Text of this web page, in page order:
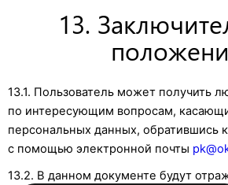
13.
13.1. Пользователь может получить
по интересующим вопросам,
персональных данных, обратившись
с помощью электронной почты
13.2. В данном документе будут